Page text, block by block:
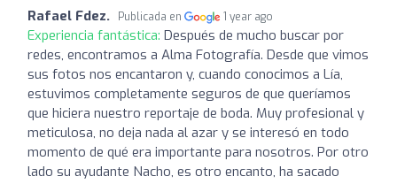
Rafael Fdez. Publicada en 1 year ago
Experiencia fantástica: Después de mucho buscar por
redes, encontramos a Alma Fotografía. Desde que vimos
sus fotos nos encantaron y, cuando conocimos a Lía,
estuvimos completamente seguros de que queríamos
que hiciera nuestro reportaje de boda. Muy profesional y
meticulosa, no deja nada al azar y se interesó en todo
momento de qué era importante para nosotros. Por otro
lado su ayudante Nacho, es otro encanto, ha sacado